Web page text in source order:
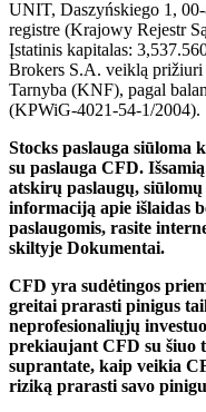
UNIT, Daszyńskiego 1,
registre (Krajowy Rejestr
Įstatinis kapitalas:
Brokers S.A. veiklą
Tarnyba (KNF), pagal
(KPWiG-4021-54-1/2004).
Stocks paslauga
su paslauga CFD.
atskirų paslaugų,
informaciją apie išlaidas
paslaugomis, rasite
skiltyje Dokumentai.
CFD yra sudėtingos
greitai prarasti pinigus
neprofesionaliųjų
prekiaujant CFD su šiuo
suprantate, kaip veikia
riziką prarasti savo